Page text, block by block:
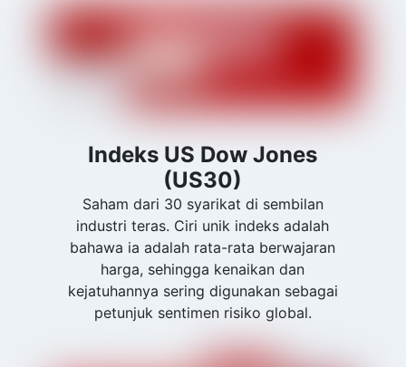
Indeks US Dow Jones
(US30)
Saham dari 30 syarikat di sembilan
industri teras. Ciri unik indeks adalah
bahawa ia adalah rata-rata berwajaran
harga, sehingga kenaikan dan
kejatuhannya sering digunakan sebagai
petunjuk sentimen risiko global.